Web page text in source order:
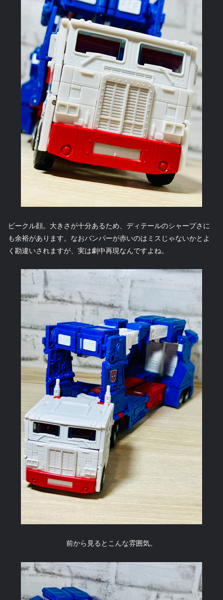
ビークル顔。大きさが十分あるため、ディテールのシャープさに
も余裕があります。なおバンパーが赤いのはミスじゃないかとよ
く勘違いされますが、実は劇中再現なんですよね。
前から見るとこんな雰囲気。